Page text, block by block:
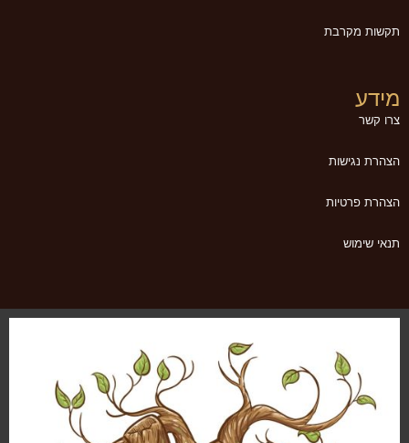
תקשות מקרבת
מידע
צרו קשר
הצהרת נגישות
הצהרת פרטיות
תנאי שימוש